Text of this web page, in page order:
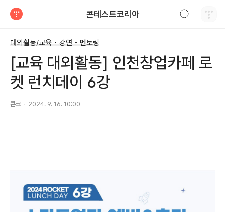
콘테스트코리아
대외활동/교육 • 강연 • 멘토링
[교육 대외활동] 인천창업카페 로
켓 런치데이 6강
콘코 2024. 9. 16. 10:00